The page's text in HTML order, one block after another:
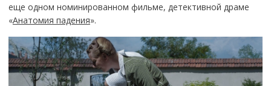
еще одном номинированном фильме, детективной драме
«Анатомия падения».